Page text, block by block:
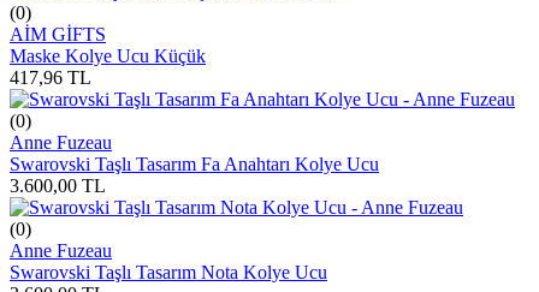
(0)
AİM GİFTS
Maske Kolye Ucu Küçük
417,96 TL
(0)
Anne Fuzeau
Swarovski Taşlı Tasarım Fa Anahtarı Kolye Ucu
3.600,00 TL
(0)
Anne Fuzeau
Swarovski Taşlı Tasarım Nota Kolye Ucu